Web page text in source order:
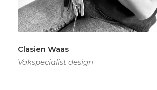
Clasien Waas
Vakspecialist design